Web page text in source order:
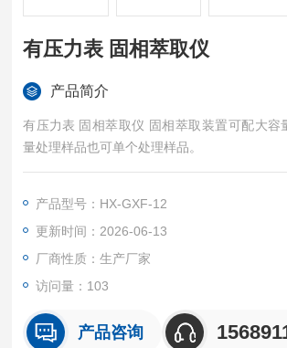
有压力表 固相萃取仪
产品简介
有压力表 固相萃取仪 固相萃取装置可配大容量采集容器，可批
量处理样品也可单个处理样品。
产品型号：HX-GXF-12
更新时间：2026-06-13
厂商性质：生产厂家
访问量：103
产品咨询